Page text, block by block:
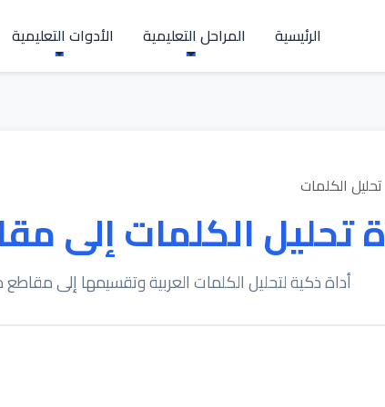
الرئيسية المراحل التعليمية الأدوات التعليمية
تحليل الكلمات
تحليل الكلمات إلى
أداة ذكية لتحليل الكلمات العربية وتقسيمها إلى